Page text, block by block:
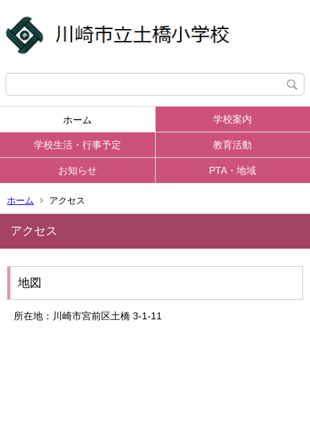
ホーム 学校案内
学校生活・行事予定 教育活動
お知らせ PTA・地域
ホーム アクセス
アクセス
地図
所在地：川崎市宮前区土橋 3-1-11